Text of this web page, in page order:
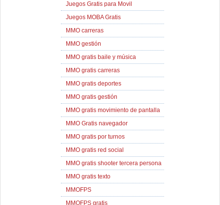
Juegos Gratis para Movil
Juegos MOBA Gratis
MMO carreras
MMO gestión
MMO gratis baile y música
MMO gratis carreras
MMO gratis deportes
MMO gratis gestión
MMO gratis movimiento de pantalla
MMO Gratis navegador
MMO gratis por turnos
MMO gratis red social
MMO gratis shooter tercera persona
MMO gratis texto
MMOFPS
MMOFPS gratis